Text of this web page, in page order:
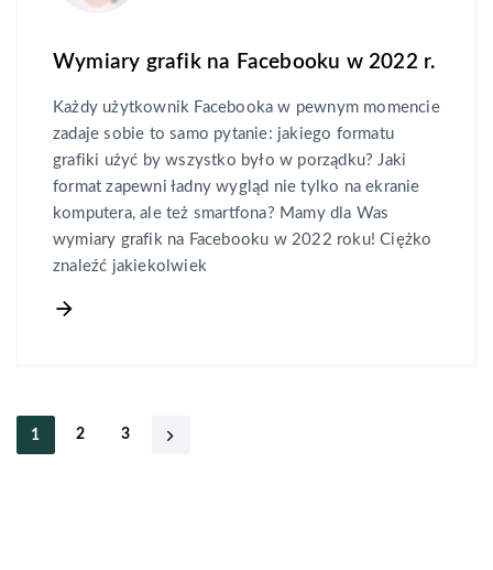
Wymiary grafik na Facebooku w 2022 r.
Każdy użytkownik Facebooka w pewnym momencie
zadaje sobie to samo pytanie: jakiego formatu
grafiki użyć by wszystko było w porządku? Jaki
format zapewni ładny wygląd nie tylko na ekranie
komputera, ale też smartfona? Mamy dla Was
wymiary grafik na Facebooku w 2022 roku! Ciężko
znaleźć jakiekolwiek
1 2 3